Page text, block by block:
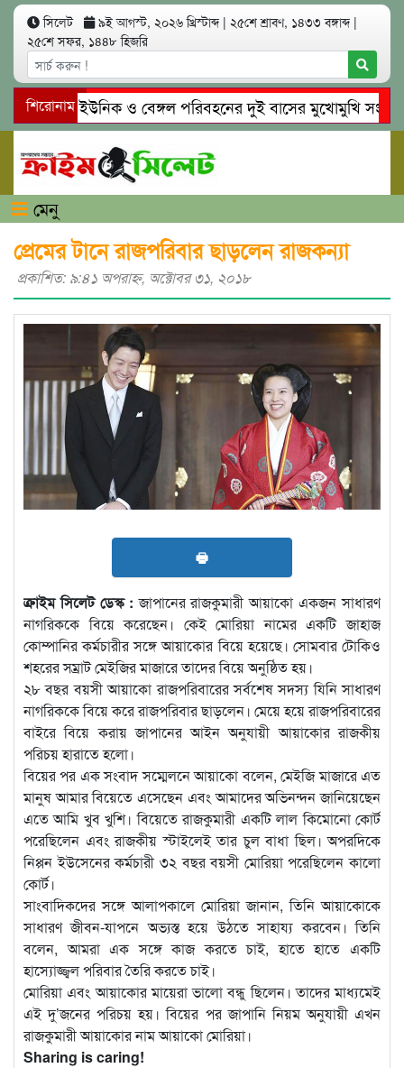
সিলেট ৯ই আগস্ট, ২০২৬ খ্রিস্টাব্দ | ২৫শে শ্রাবণ, ১৪৩৩ বঙ্গাব্দ |
২৫শে সফর, ১৪৪৮ হিজরি
শিরোনাম
সিলেটে ইউনিক ও বেঙ্গল পরিবহনের দুই বাসের মুখোমুখি
গোয়াইনঘাটে প্রেমের ফাঁদে তরুণী পাচার: মাদকাসক্ত রিমালকে
মেনু
প্রেমের টানে রাজপরিবার ছাড়লেন রাজকন্যা
প্রকাশিত: ৯:৪১ অপরাহ্ণ, অক্টোবর ৩১, ২০১৮
🖶
ক্রাইম সিলেট ডেস্ক : জাপানের রাজকুমারী আয়াকো একজন সাধারণ
নাগরিককে বিয়ে করেছেন। কেই মোরিয়া নামের একটি জাহাজ
কোম্পানির কর্মচারীর সঙ্গে আয়াকোর বিয়ে হয়েছে। সোমবার টোকিও
শহরের সম্রাট মেইজির মাজারে তাদের বিয়ে অনুষ্ঠিত হয়।
২৮ বছর বয়সী আয়াকো রাজপরিবারের সর্বশেষ সদস্য যিনি সাধারণ
নাগরিককে বিয়ে করে রাজপরিবার ছাড়লেন। মেয়ে হয়ে রাজপরিবারের
বাইরে বিয়ে করায় জাপানের আইন অনুযায়ী আয়াকোর রাজকীয়
পরিচয় হারাতে হলো।
বিয়ের পর এক সংবাদ সম্মেলনে আয়াকো বলেন, মেইজি মাজারে এত
মানুষ আমার বিয়েতে এসেছেন এবং আমাদের অভিনন্দন জানিয়েছেন
এতে আমি খুব খুশি। বিয়েতে রাজকুমারী একটি লাল কিমোনো কোর্ট
পরেছিলেন এবং রাজকীয় স্টাইলেই তার চুল বাধা ছিল। অপরদিকে
নিপ্পন ইউসেনের কর্মচারী ৩২ বছর বয়সী মোরিয়া পরেছিলেন কালো
কোর্ট।
সাংবাদিকদের সঙ্গে আলাপকালে মোরিয়া জানান, তিনি আয়াকোকে
সাধারণ জীবন-যাপনে অভ্যস্ত হয়ে উঠতে সাহায্য করবেন। তিনি
বলেন, আমরা এক সঙ্গে কাজ করতে চাই, হাতে হাতে একটি
হাস্যোজ্জ্বল পরিবার তৈরি করতে চাই।
মোরিয়া এবং আয়াকোর মায়েরা ভালো বন্ধু ছিলেন। তাদের মাধ্যমেই
এই দু’জনের পরিচয় হয়। বিয়ের পর জাপানি নিয়ম অনুযায়ী এখন
রাজকুমারী আয়াকোর নাম আয়াকো মোরিয়া।
Sharing is caring!